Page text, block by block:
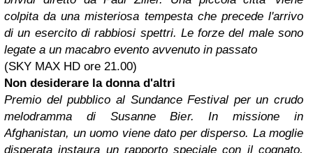
colpita da una misteriosa tempesta che precede l'arrivo
di un esercito di rabbiosi spettri. Le forze del male sono
legate a un macabro evento avvenuto in passato
(SKY MAX HD ore 21.00)
Non desiderare la donna d'altri
Premio del pubblico al Sundance Festival per un crudo
melodramma di Susanne Bier. In missione in
Afghanistan, un uomo viene dato per disperso. La moglie
disperata instaura un rapporto speciale con il cognato,